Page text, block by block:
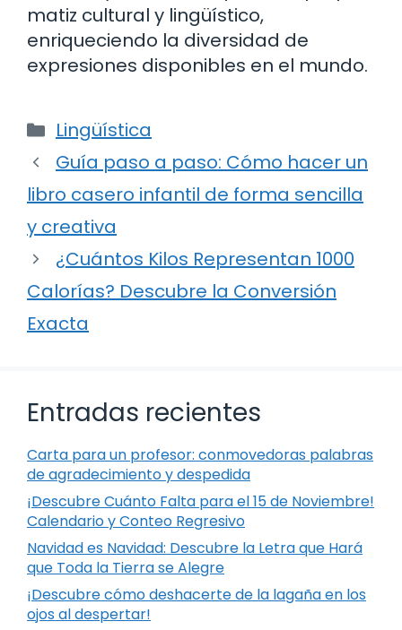
matiz cultural y lingüístico,
enriqueciendo la diversidad de
expresiones disponibles en el mundo.
Categorías
Lingüística
Guía paso a paso: Cómo hacer un
libro casero infantil de forma sencilla
y creativa
¿Cuántos Kilos Representan 1000
Calorías? Descubre la Conversión
Exacta
Entradas recientes
Carta para un profesor: conmovedoras palabras
de agradecimiento y despedida
¡Descubre Cuánto Falta para el 15 de Noviembre!
Calendario y Conteo Regresivo
Navidad es Navidad: Descubre la Letra que Hará
que Toda la Tierra se Alegre
¡Descubre cómo deshacerte de la lagaña en los
ojos al despertar!